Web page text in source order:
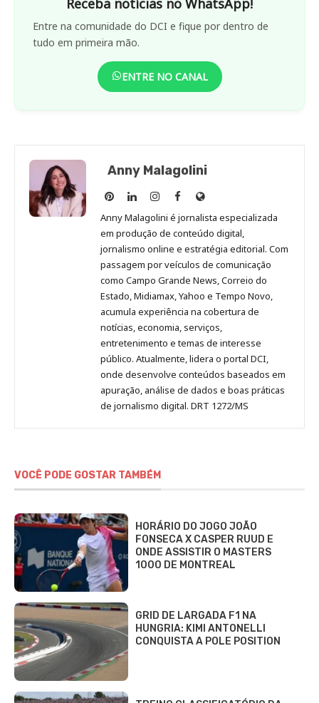
Receba notícias no WhatsApp!
Entre na comunidade do DCI e fique por dentro de
tudo em primeira mão.
ENTRE NO CANAL
Anny Malagolini
Anny
Malagolini
no
Pinterest
Anny
Malagolini
no
LinkedIn
Anny
Malagolini
no
Instagram
Anny
Malagolini
no
Facebook
Site
de
Anny
Malagolini
Anny Malagolini é jornalista especializada
em produção de conteúdo digital,
jornalismo online e estratégia editorial. Com
passagem por veículos de comunicação
como Campo Grande News, Correio do
Estado, Midiamax, Yahoo e Tempo Novo,
acumula experiência na cobertura de
notícias, economia, serviços,
entretenimento e temas de interesse
público. Atualmente, lidera o portal DCI,
onde desenvolve conteúdos baseados em
apuração, análise de dados e boas práticas
de jornalismo digital. DRT 1272/MS
VOCÊ PODE GOSTAR TAMBÉM
HORÁRIO DO JOGO JOÃO
FONSECA X CASPER RUUD E
ONDE ASSISTIR O MASTERS
1000 DE MONTREAL
GRID DE LARGADA F1 NA
HUNGRIA: KIMI ANTONELLI
CONQUISTA A POLE POSITION